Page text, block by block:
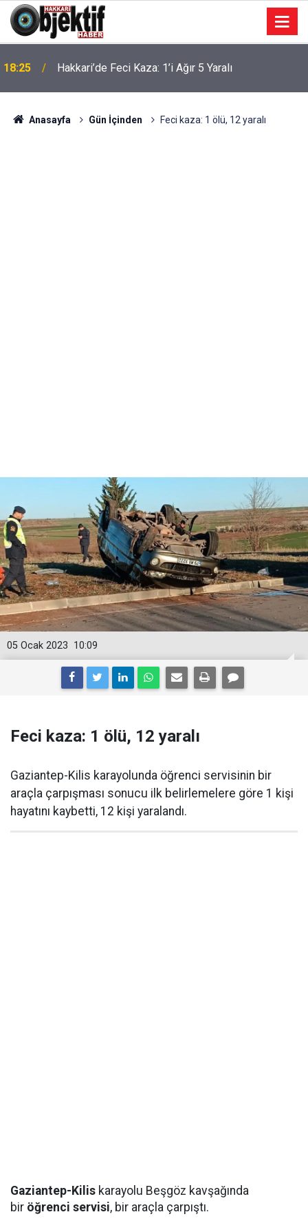
18:25 Hakkari’de Feci Kaza: 1’i Ağır 5 Yaralı
Anasayfa Gün İçinden Feci kaza: 1 ölü, 12 yaralı
10:09
05 Ocak 2023
Feci kaza: 1 ölü, 12 yaralı
Gaziantep-Kilis karayolunda öğrenci servisinin bir
araçla çarpışması sonucu ilk belirlemelere göre 1 kişi
hayatını kaybetti, 12 kişi yaralandı.
Gaziantep-Kilis karayolu Beşgöz kavşağında
bir öğrenci servisi, bir araçla çarpıştı.